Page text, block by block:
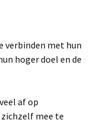
verbinden met hun
hoger doel en de
af op
mee te